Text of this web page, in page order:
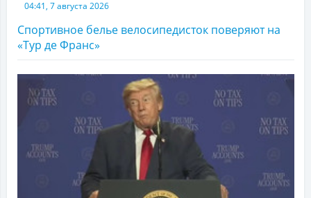
04:41, 7 августа 2026
Спортивное белье велосипедисток поверяют на
«Тур де Франс»